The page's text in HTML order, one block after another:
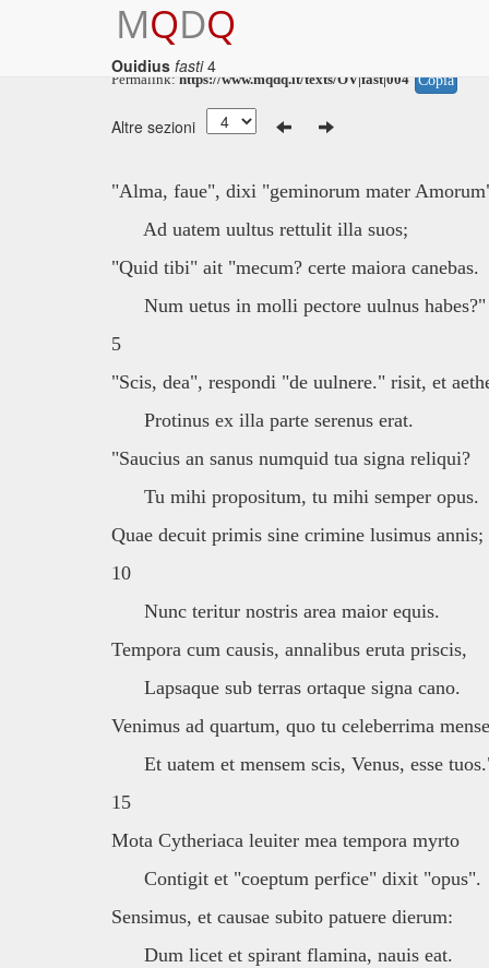
MQDQ
Ouidius fasti4
Permalink: https://www.mqdq.it/texts/OV|fast|004 Copia
Altre sezioni
"Alma, faue", dixi "geminorum mater
Ad uatem uultus rettulit illa suos;
"Quid tibi" ait "mecum? certe maiora canebas.
Num uetus in molli pectore uulnus habes?"
5
"Scis, dea", respondi "de uulnere." risit, et
Protinus ex illa parte serenus erat.
"Saucius an sanus numquid tua signa reliqui?
Tu mihi propositum, tu mihi semper opus.
Quae decuit primis sine crimine lusimus annis;
10
Nunc teritur nostris area maior equis.
Tempora cum causis, annalibus eruta priscis,
Lapsaque sub terras ortaque signa cano.
Venimus ad quartum, quo tu celeberrima
Et uatem et mensem scis, Venus, esse
15
Mota Cytheriaca leuiter mea tempora myrto
Contigit et "coeptum perfice" dixit "opus".
Sensimus, et causae subito patuere dierum:
Dum licet et spirant flamina, nauis eat.